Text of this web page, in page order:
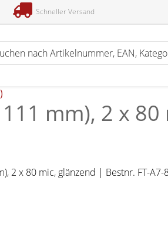
Schneller Versand
mm), 2 x